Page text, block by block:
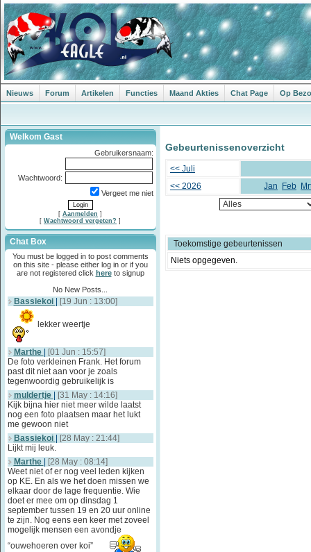
Nieuws Forum Artikelen Functies Maand Akties Chat Page Op
Welkom Gast
Gebruikersnaam:
Wachtwoord:
Vergeet me niet
[ Aanmelden ]
[ Wachtwoord vergeten? ]
Chat Box
You must be logged in to post comments
on this site - please either log in or if you
are not registered click hereto signup
No New Posts...
Bassiekoi [19 Jun : 13:00]
lekker weertje
Marthe
[01 Jun : 15:57]
De foto verkleinen Frank. Het forum
past dit niet aan voor je zoals
tegenwoordig gebruikelijk is
muldertje
[31 May : 14:16]
Kijk bijna hier niet meer wilde laatst
nog een foto plaatsen maar het lukt
me gewoon niet
Bassiekoi
[28 May : 21:44]
Lijkt mij leuk.
Marthe
[28 May : 08:14]
Weet niet of er nog veel leden kijken
op KE. En als we het doen missen we
elkaar door de lage frequentie. Wie
doet er mee om op dinsdag 1
september tussen 19 en 20 uur online
te zijn. Nog eens een keer met zoveel
mogelijk mensen een avondje
“ouwehoeren over koi”
Gebeurtenissenoverzicht
<< Juli
<< 2026
Jan Feb
Toekomstige gebeurtenissen
Niets opgegeven.